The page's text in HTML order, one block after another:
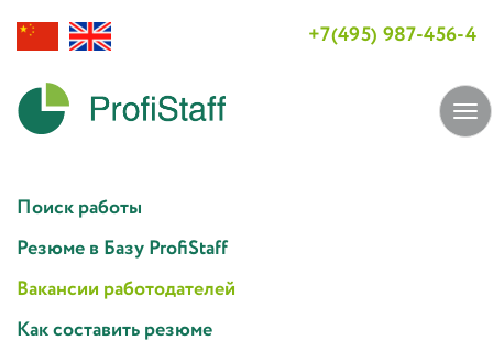
+7(495) 987-456-4
Поиск работы
Резюме в Базу ProfiStaff
Вакансии работодателей
Как составить резюме